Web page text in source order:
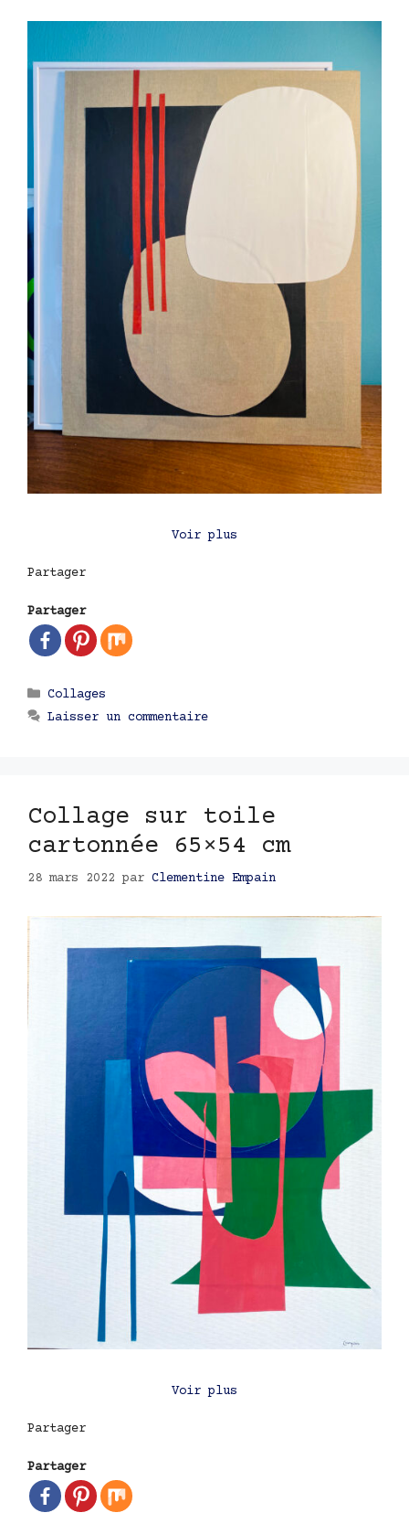
Voir plus
Partager
Partager
Catégories
Collages
Laisser un commentaire
Collage sur toile
cartonnée 65×54 cm
28 mars 2022 par Clementine Empain
Voir plus
Partager
Partager